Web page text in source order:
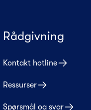
Rådgivning
Kontakt hotline
Ressurser
Spørsmål og svar